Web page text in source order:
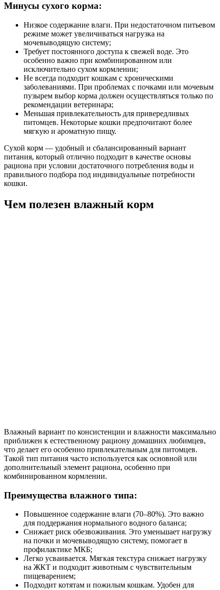
Минусы сухого корма:
Низкое содержание влаги. При недостаточном питьевом
режиме может увеличиваться нагрузка на
мочевыводящую систему;
Требует постоянного доступа к свежей воде. Это
особенно важно при комбинированном или
исключительно сухом кормлении;
Не всегда подходит кошкам с хроническими
заболеваниями. При проблемах с почками или мочевым
пузырем выбор корма должен осуществляться только по
рекомендации ветеринара;
Меньшая привлекательность для привередливых
питомцев. Некоторые кошки предпочитают более
мягкую и ароматную пищу.
Сухой корм — удобный и сбалансированный вариант
питания, который отлично подходит в качестве основы
рациона при условии достаточного потребления воды и
правильного подбора под индивидуальные потребности
кошки.
Чем полезен влажный корм
Влажный вариант по консистенции и влажности максимально
приближен к естественному рациону домашних любимцев,
что делает его особенно привлекательным для питомцев.
Такой тип питания часто используется как основной или
дополнительный элемент рациона, особенно при
комбинированном кормлении.
Преимущества влажного типа:
Повышенное содержание влаги (70–80%). Это важно
для поддержания нормального водного баланса;
Снижает риск обезвоживания. Это уменьшает нагрузку
на почки и мочевыводящую систему, помогает в
профилактике МКБ;
Легко усваивается. Мягкая текстура снижает нагрузку
на ЖКТ и подходит животным с чувствительным
пищеварением;
Подходит котятам и пожилым кошкам. Удобен для